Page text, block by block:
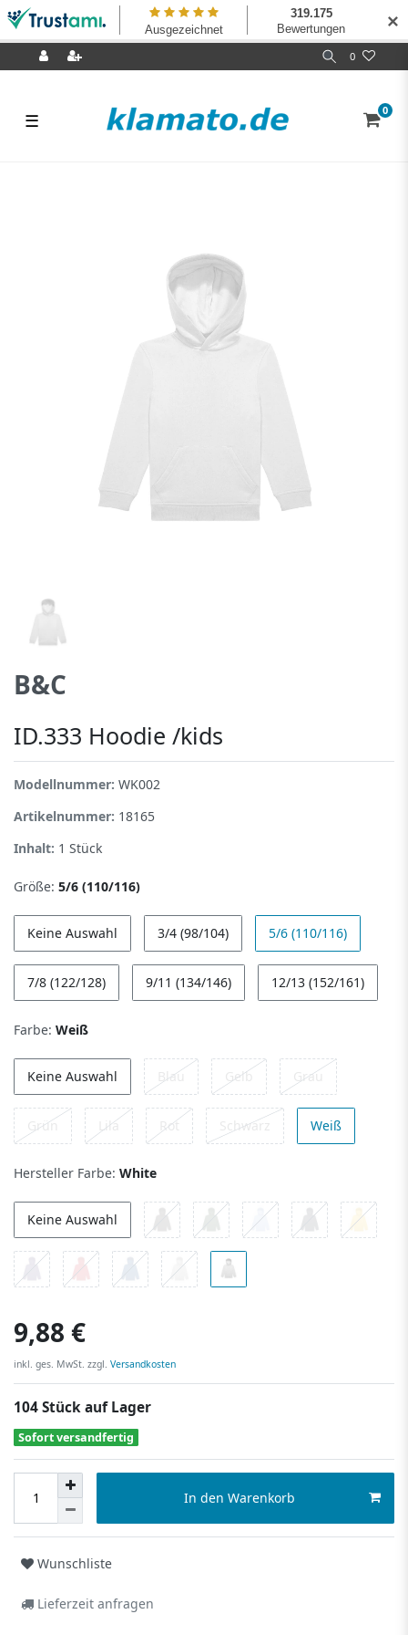
0
☰ 0
B&C
ID.333 Hoodie /kids
Modellnummer: WK002
Artikelnummer: 18165
Inhalt: 1 Stück
Größe: 5/6 (110/116)
Keine Auswahl 3/4 (98/104) 5/6 (110/116)
7/8 (122/128) 9/11 (134/146) 12/13 (152/161)
Farbe: Weiß
Keine Auswahl Blau Gelb Grau
Grün Lila Rot Schwarz Weiß
Hersteller Farbe: White
Keine Auswahl
9,88 €
inkl. ges. MwSt. zzgl. Versandkosten
104 Stück auf Lager
Sofort versandfertig
In den Warenkorb
Wunschliste
Lieferzeit anfragen
✕